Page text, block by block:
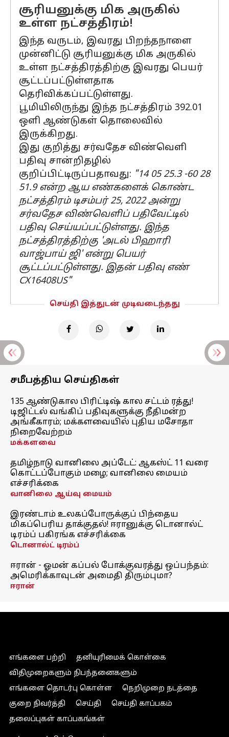
சூரியனுக்கு மிக அருகில்
உள்ள நட்சத்திரம்!
இந்த வருடம், இவரது பிறந்தநாளை
முன்னிட்டு சூரியனுக்கு மிக அருகில்
உள்ள நட்சத்திரத்திற்கு இவரது பெயர்
சூட்டப்பட்டுள்ளதாக
தெரிவிக்கப்பட்டுள்ளது.
பூமியிலிருந்து இந்த நட்சத்திரம் 392.01
ஒளி ஆண்டுகள் தொலைவில்
இருக்கிறது.
இது குறித்து சர்வதேச விண்வெளி
பதிவு சான்றிதழில்
குறிப்பிட்டிருப்பதாவது: "14 05 25.3 -60 28
51.9 என்ற ஆய எண்களைக் கொண்ட
நட்சத்திரம் டிசம்பர் 25, 2022 அன்று
சர்வதேச விண்வெளிப் பதிவேட்டில்
பதிவு செய்யப்பட்டுள்ளது. இந்த
நட்சத்திரத்திற்கு 'அடல் பிஹாரி
வாஜ்பாய் ஜி' என்று பெயர்
சூட்டப்பட்டுள்ளது. இதன் பதிவு எண்
CX16408US"
செய்தி இத்துடன் முடிவடைந்தது
சமீபத்திய செய்திகள்
135 ஆண்டுகால பிரிட்டிஷ் கால சட்டம் ரத்து!
டிஜிட்டல் வங்கிப் பதிவுகளுக்கு நீதிமன்ற
அங்கீகாரம்; மக்களவையில் புதிய மசோதா
நிறைவேற்றம்
மக்களவை
தமிழ்நாடு வானிலை அப்டேட்: ஆகஸ்ட் 11 வரை
கொட்டப்போகும் மழை; வானிலை மையம்
எச்சரிக்கை
வானிலை ஆய்வு மையம்
இரண்டாம் உலகப்போருக்குப் பிந்தைய
மிகப்பெரிய தாக்குதல்! ஈரானுக்கு டொனால்ட்
டிரம்ப் பகிரங்க எச்சரிக்கை
டொனால்ட் டிரம்ப்
ஈரான் - ஓமன் கப்பல் போக்குவரத்து ஒப்பந்தம்:
அமெரிக்காவுடன் அமைதி திரும்புமா?
ஈரான்
எங்களை பற்றி
தனியுரிமைக் கொள்கை
விதிமுறைகளும் நிபந்தனைகளும்
எங்களை தொடர்பு கொள்ள
நெறிமுறை நடத்தை
குறை நிவர்த்தி
செய்தி
செய்தி காப்பகம்
தலைப்புகள் காப்பகங்கள்